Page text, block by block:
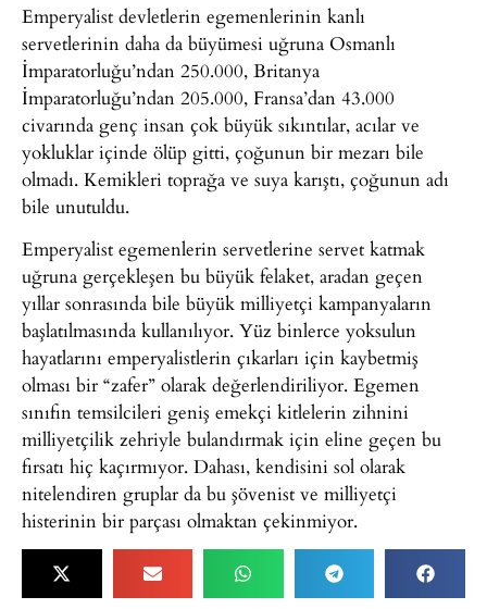
Emperyalist devletlerin egemenlerinin kanlı
servetlerinin daha da büyümesi uğruna Osmanlı
İmparatorluğu’ndan 250.000, Britanya
İmparatorluğu’ndan 205.000, Fransa’dan 43.000
civarında genç insan çok büyük sıkıntılar, acılar ve
yokluklar içinde ölüp gitti, çoğunun bir mezarı bile
olmadı. Kemikleri toprağa ve suya karıştı, çoğunun adı
bile unutuldu.
Emperyalist egemenlerin servetlerine servet katmak
uğruna gerçekleşen bu büyük felaket, aradan geçen
yıllar sonrasında bile büyük milliyetçi kampanyaların
başlatılmasında kullanılıyor. Yüz binlerce yoksulun
hayatlarını emperyalistlerin çıkarları için kaybetmiş
olması bir “zafer” olarak değerlendiriliyor. Egemen
sınıfın temsilcileri geniş emekçi kitlelerin zihnini
milliyetçilik zehriyle bulandırmak için eline geçen bu
fırsatı hiç kaçırmıyor. Dahası, kendisini sol olarak
nitelendiren gruplar da bu şövenist ve milliyetçi
histerinin bir parçası olmaktan çekinmiyor.